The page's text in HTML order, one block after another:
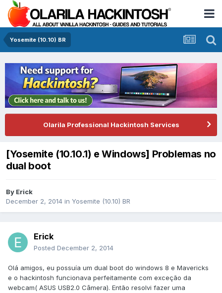
Yosemite (10.10) BR
Olarila Professional Hackintosh Services
[Yosemite (10.10.1) e Windows] Problemas no
dual boot
By Erick
December 2, 2014 in Yosemite (10.10) BR
Erick
Posted December 2, 2014
Olá amigos, eu possuía um dual boot do windows 8 e Mavericks
e o hackintosh funcionava perfeitamente com exceção da
webcam( ASUS USB2.0 Câmera). Então resolvi fazer uma